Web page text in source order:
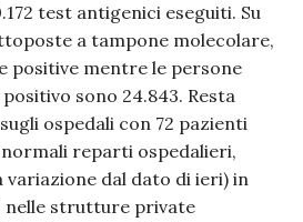
test antigenici eseguiti. Su
a tampone molecolare,
positive mentre le persone
sono 24.843. Resta
ospedali con 72 pazienti
reparti ospedalieri,
variazione dal dato di ieri) in
nelle strutture private